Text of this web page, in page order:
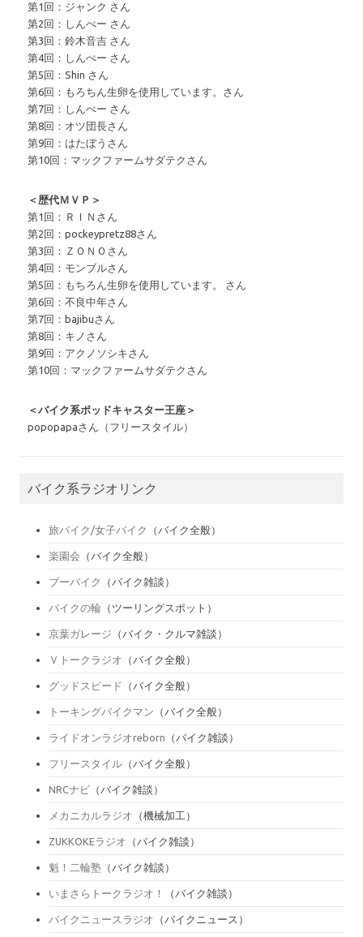
第1回：ジャンク さん
第2回：しんぺー さん
第3回：鈴木音吉 さん
第4回：しんぺー さん
第5回：Shin さん
第6回：もろちん生卵を使用しています。さん
第7回：しんぺー さん
第8回：オツ団長さん
第9回：はたぼうさん
第10回：マックファームサダテクさん
＜歴代ＭＶＰ＞
第1回：ＲＩＮさん
第2回：pockeypretz88さん
第3回：ＺＯＮＯさん
第4回：モンブルさん
第5回：もちろん生卵を使用しています。 さん
第6回：不良中年さん
第7回：bajibuさん
第8回：キノさん
第9回：アクノソシキさん
第10回：マックファームサダテクさん
＜バイク系ポッドキャスター王座＞
popopapaさん（フリースタイル）
バイク系ラジオリンク
旅バイク/女子バイク （バイク全般）
楽園会 （バイク全般）
ブーバイク （バイク雑談）
バイクの輪 （ツーリングスポット）
京葉ガレージ （バイク・クルマ雑談）
Ｖトークラジオ （バイク全般）
グッドスピード （バイク全般）
トーキングバイクマン （バイク全般）
ライドオンラジオreborn （バイク雑談）
フリースタイル （バイク全般）
NRCナビ （バイク雑談）
メカニカルラジオ （機械加工）
ZUKKOKEラジオ （バイク雑談）
魁！二輪塾 （バイク雑談）
いまさらトークラジオ！ （バイク雑談）
バイクニュースラジオ （バイクニュース）